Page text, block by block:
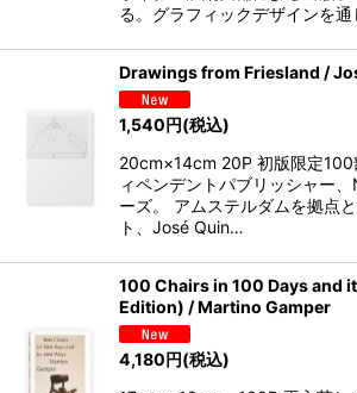
る。グラフィックデザインを
Drawings from Friesland /
1,540円(税込)
20cm×14cm 20P 初版限定100
ィペンデントパブリッシャー
ーズ。 アムステルダムを拠点
ト、José Quin…
100 Chairs in 100 Days and
Edition) / Martino Gamper
4,180円(税込)